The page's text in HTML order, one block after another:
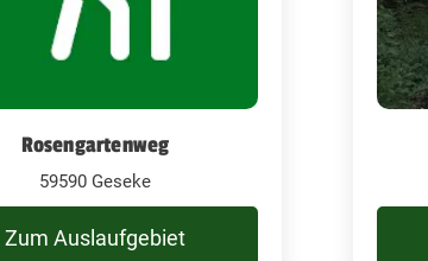
Rosengartenweg
59590 Geseke
Zum Auslaufgebiet